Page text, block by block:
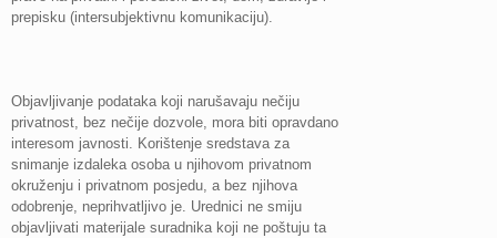
prepisku (intersubjektivnu komunikaciju).
Objavljivanje podataka koji narušavaju nečiju
privatnost, bez nečije dozvole, mora biti opravdano
interesom javnosti. Korištenje sredstava za
snimanje izdaleka osoba u njihovom privatnom
okruženju i privatnom posjedu, a bez njihova
odobrenje, neprihvatljivo je. Urednici ne smiju
objavljivati materijale suradnika koji ne poštuju ta